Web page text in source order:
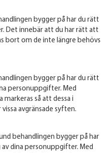
bygger på har du rätt
Det innebär att du har rätt att
bort om de inte längre behövs
bygger på har du rätt
personuppgifter. Med
så att dessa i
avgränsade syften.
behandlingen bygger på har
dina personuppgifter. Med